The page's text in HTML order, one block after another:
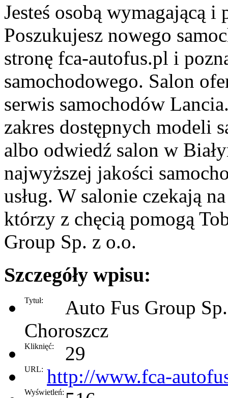
Jesteś osobą wymagającą
Poszukujesz nowego
stronę fca-autofus.pl i
samochodowego. Salon
serwis samochodów
zakres dostępnych modeli
albo odwiedź salon w
najwyższej jakości
usług. W salonie czekają
którzy z chęcią pomogą
Group Sp. z o.o.
Szczegóły wpisu:
Tytuł:
Auto Fus Group
Choroszcz
Kliknięć: 29
URL: http://www.fca-
Wyświetleń: